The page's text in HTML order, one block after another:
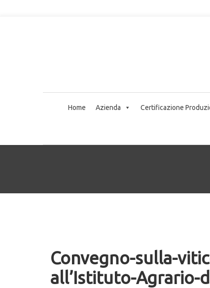
Home Azienda Certificazione
Convegno-sulla-
all’Istituto-Agrario-